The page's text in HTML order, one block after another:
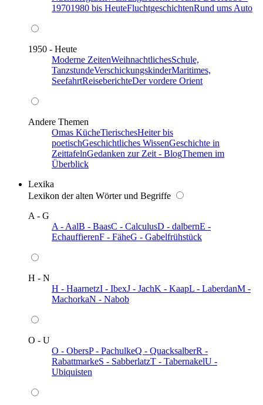
19701980 bis HeuteFluchtgeschichtenRund ums Auto
1950 - Heute
Moderne ZeitenWeihnachtlichesSchule,
TanzstundeVerschickungskinderMaritimes,
SeefahrtReiseberichteDer vordere Orient
Andere Themen
Omas KücheTierischesHeiter bis
poetischGeschichtliches WissenGeschichte in
ZeittafelnGedanken zur Zeit - BlogThemen im
Überblick
Lexika
Lexikon der alten Wörter und Begriffe
A - G
A - AalB - BaasC - CalculusD - dalbernE -
EchauffierenF - FäheG - Gabelfrühstück
H - N
H - HaarnetzI - IbexJ - JachK - KaapL - LaberdanM -
MachorkaN - Nabob
O - U
O - ObersP - PachulkeQ - QuacksalberR -
RabattmarkeS - SabberlatzT - TabernakelU -
Ubiquisten